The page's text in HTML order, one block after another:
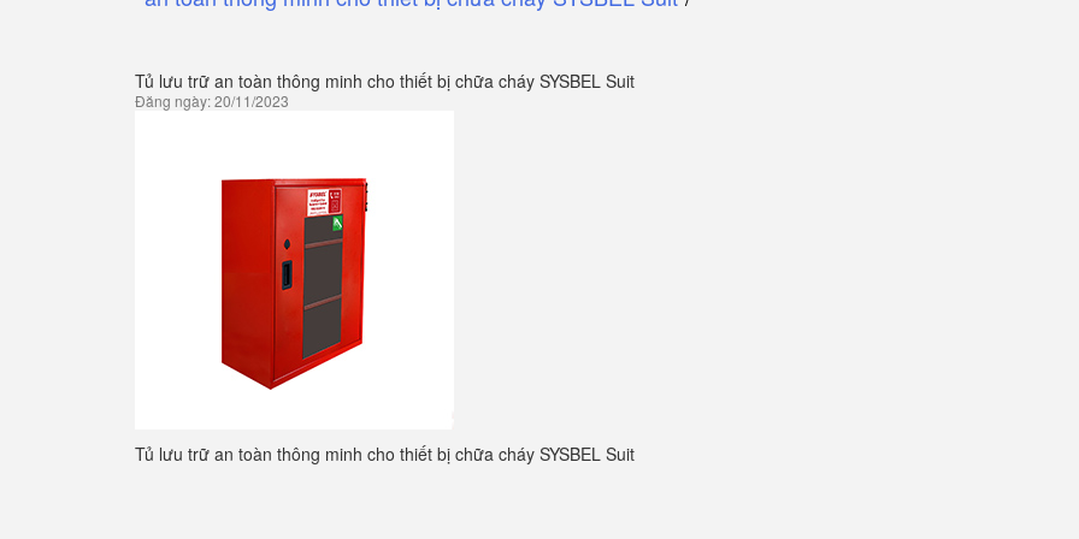
Tủ lưu trữ an toàn thông minh cho thiết bị chữa cháy SYSBEL Suit
Đăng ngày: 20/11/2023
Tủ lưu trữ an toàn thông minh cho thiết bị chữa cháy SYSBEL Suit